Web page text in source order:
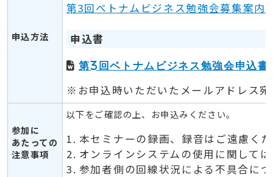
申込方法
第3回ベトナムビジネス勉強会募集案内
申込書
第3回ベトナムビジネス勉強会申込書
※お申込時いただいたメールアドレス
参加に
あたっての
注意事項
以下をご確認の上、お申込みください。
本セミナーの録画、録音はご遠慮く
オンラインシステムの使用に関して
参加者側の回線状況による不具合に